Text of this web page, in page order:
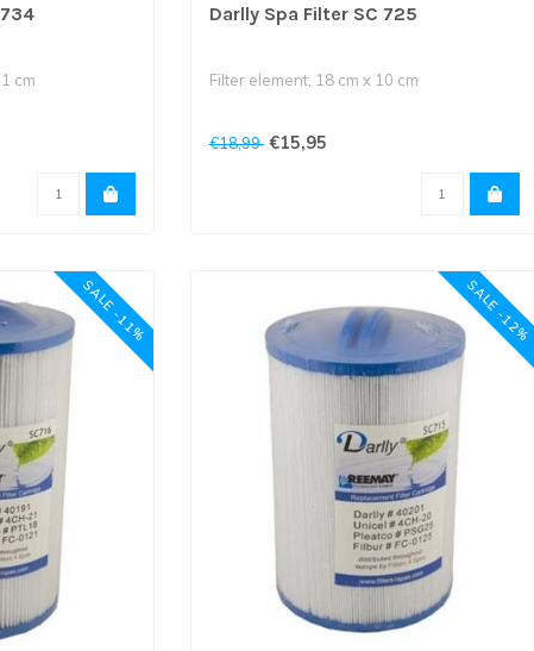
cm
5 cm opening
Darlly Spa Filter SC 725
Filter element, 18 cm x 10 cm
Bovenkant en onderkant 6 cm opening
€18,99 €15,95
SALE -11% SALE -12%